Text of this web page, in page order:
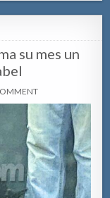
su mes un